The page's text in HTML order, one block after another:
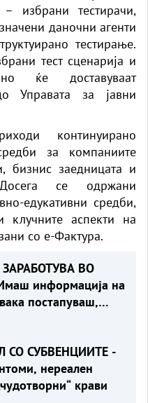
избрани тестирачи,
даночни агенти
тестирање.
тест сценарија и
ќе доставуваат
Управата за јавни
континуирано
за компаниите
бизнис заедницата и
се одржани
едукативни средби,
клучните аспекти на
со е-Фактура.
ВО
информација на
постапуваш,
СО СУБВЕНЦИИТЕ -
нереален
крави